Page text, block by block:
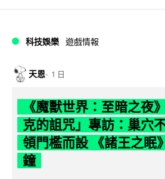
科技娛樂 遊戲情報
天恩 1 日
《魔獸世界：至暗之夜
克的詛咒」專訪：巢穴
領門檻而設 《諸王之眠
鐘